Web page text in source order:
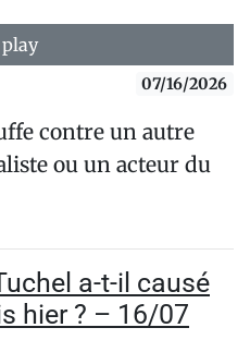
play
07/16/2026
contre un autre
ou un acteur du
a-t-il causé
hier ? – 16/07